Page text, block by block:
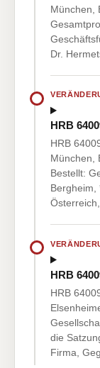
München,
Dr.
HRB
HRB
München,
Bestellt:
Bergheim,
HRB
HRB
die
Firma,